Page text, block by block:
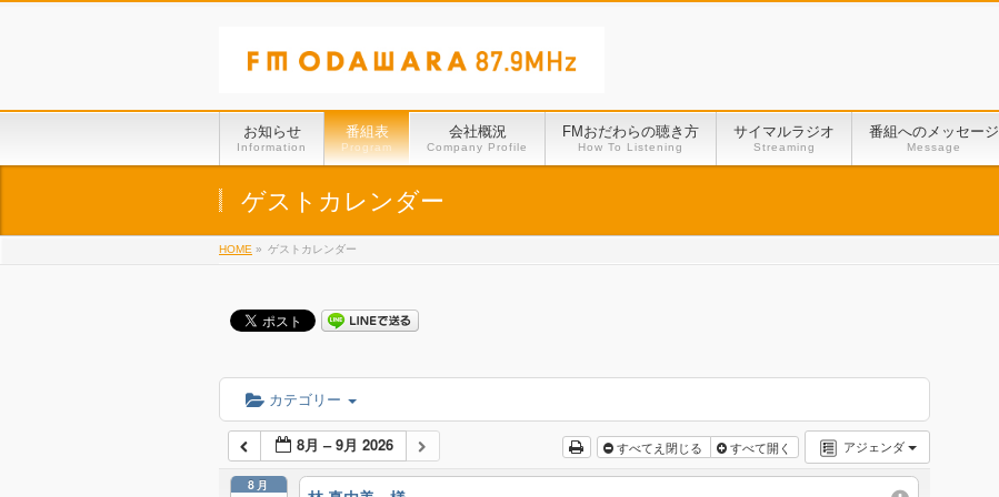
お知らせ
Information
番組表
Program
会社概況
Company Profile
FMおだわらの聴き方
How To Listening
サイマルラジオ
Streaming
番組へのメッセージ
Message
ゲストカレンダー
HOME » ゲストカレンダー
カテゴリー
アジェンダ
8月 – 9月 2026 すべてえ閉じる すべて開く
8月